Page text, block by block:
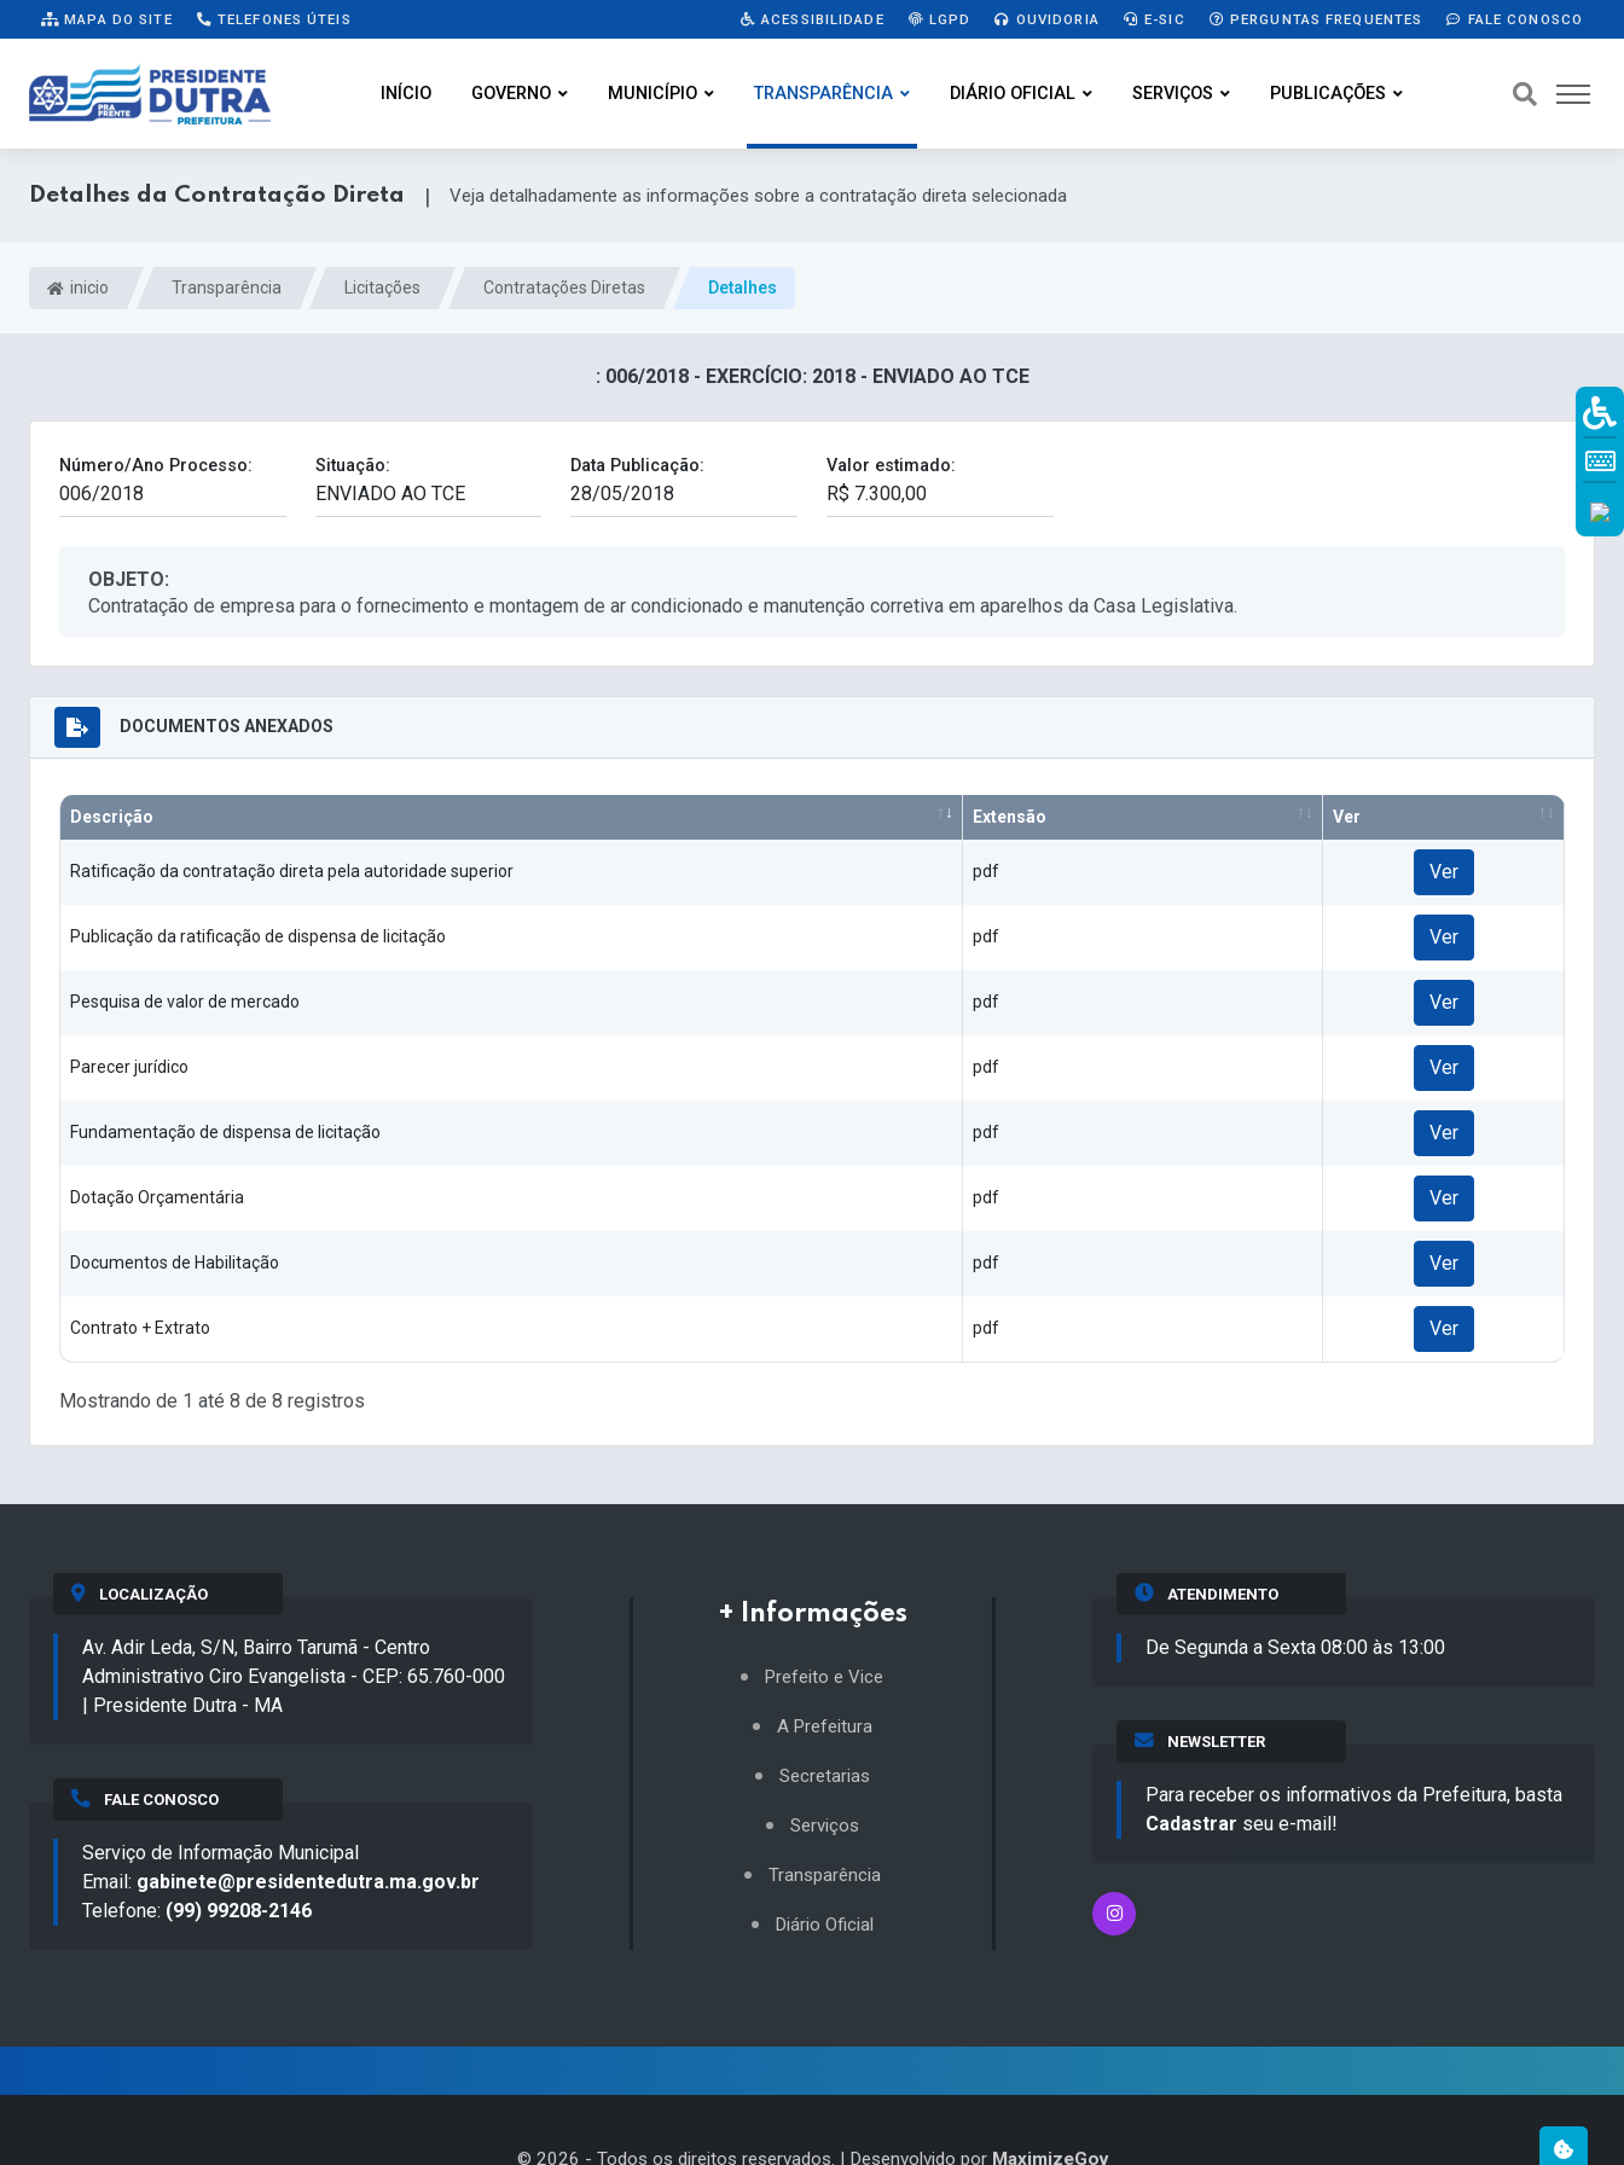
MAPA DO SITE TELEFONES ÚTEIS ACESSIBILIDADE LGPD OUVIDORIA E-SIC PERGUNTAS FREQUENTES FALE CONOSCO
INÍCIO GOVERNO MUNICÍPIO TRANSPARÊNCIA DIÁRIO OFICIAL SERVIÇOS PUBLICAÇÕES
Detalhes da Contratação Direta | Veja detalhadamente as informações sobre a contratação direta selecionada
inicio Transparência Licitações Contratações Diretas Detalhes
: 006/2018 - EXERCÍCIO: 2018 - ENVIADO AO TCE
Número/Ano Processo: Situação: Data Publicação: Valor estimado:
OBJETO:
Contratação de empresa para o fornecimento e montagem de ar condicionado e manutenção corretiva em aparelhos da Casa Legislativa.
DOCUMENTOS ANEXADOS
Descrição Extensão Ver
Ratificação da contratação direta pela autoridade superior pdf Ver
Publicação da ratificação de dispensa de licitação pdf Ver
Pesquisa de valor de mercado pdf Ver
Parecer jurídico pdf Ver
Fundamentação de dispensa de licitação pdf Ver
Dotação Orçamentária pdf Ver
Documentos de Habilitação pdf Ver
Contrato + Extrato pdf Ver
Mostrando de 1 até 8 de 8 registros
LOCALIZAÇÃO
Av. Adir Leda, S/N, Bairro Tarumã - Centro
Administrativo Ciro Evangelista - CEP: 65.760-000
| Presidente Dutra - MA
FALE CONOSCO
Serviço de Informação Municipal
Email: gabinete@presidentedutra.ma.gov.br
Telefone: (99) 99208-2146
+ Informações
Prefeito e Vice
A Prefeitura
Secretarias
Serviços
Transparência
Diário Oficial
ATENDIMENTO
De Segunda a Sexta 08:00 às 13:00
NEWSLETTER
Para receber os informativos da Prefeitura, basta
Cadastrar seu e-mail!
© 2026 - Todos os direitos reservados. | Desenvolvido por MaximizeGov